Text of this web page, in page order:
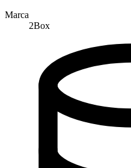
Marca
2Box